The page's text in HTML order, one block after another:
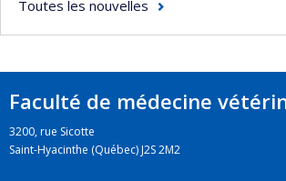
Toutes les nouvelles
Faculté de médecine
3200, rue Sicotte
Saint-Hyacinthe (Québec) J2S 2M2